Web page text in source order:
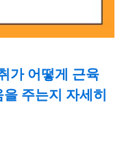
가 어떻게 근육
주는지 자세히